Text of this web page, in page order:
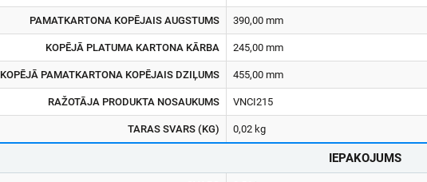
PAMATKARTONA KOPĒJAIS AUGSTUMS 390,00 mm
KOPĒJĀ PLATUMA KARTONA KĀRBA 245,00 mm
KOPĒJĀ PAMATKARTONA KOPĒJAIS DZIĻUMS 455,00 mm
RAŽOTĀJA PRODUKTA NOSAUKUMS VNCI215
TARAS SVARS (KG) 0,02 kg
IEPAKOJUMS